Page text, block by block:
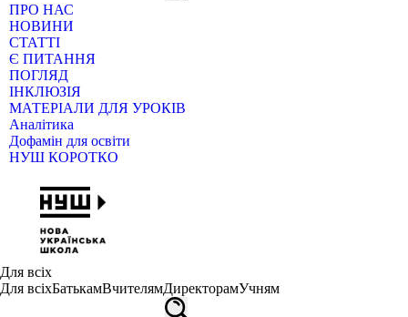
ПРО НАС
НОВИНИ
СТАТТІ
Є ПИТАННЯ
ПОГЛЯД
ІНКЛЮЗІЯ
МАТЕРІАЛИ ДЛЯ УРОКІВ
Аналітика
Дофамін для освіти
НУШ КОРОТКО
Для всіх
Для всіхБатькамВчителямДиректорамУчням